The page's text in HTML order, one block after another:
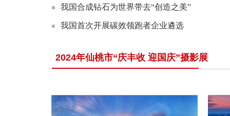
我国合成钻石为世界带去“创造之美”
我国首次开展碳效领跑者企业遴选
2024年仙桃市“庆丰收 迎国庆”摄影展